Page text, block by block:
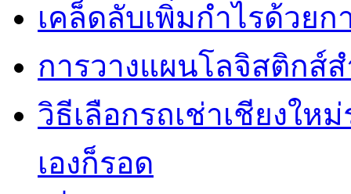
เคล็ดลับเพิ่มกำไรด้วย
การวางแผนโลจิสติกส์
วิธีเลือกรถเช่าเชียงให
เองก็รอด